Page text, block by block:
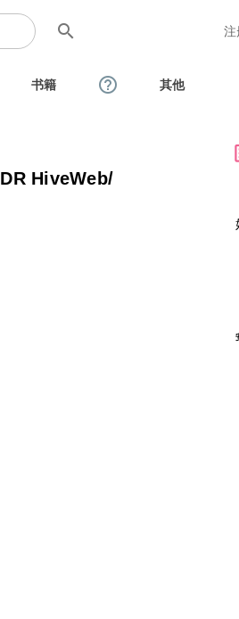
search 注
书籍 help_outline 其他
HiveWeb/